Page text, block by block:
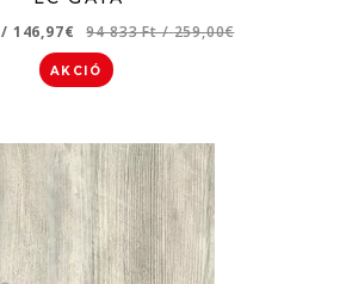
/ 146,97€ 94 833 Ft/ 259,00€
AKCIÓ